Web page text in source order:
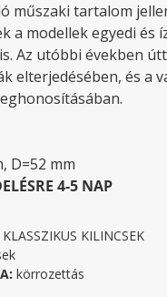
műszaki tartalom
a modellek egyedi és
Az utóbbi években
elterjedésében, és a
D=52 mm
4-5 NAP
KLASSZIKUS KILINCSEK
körrozettás